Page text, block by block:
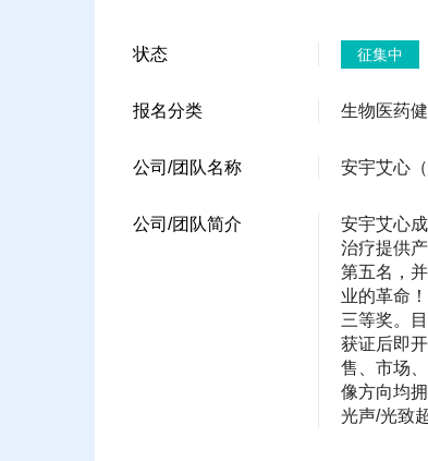
状态 征集中
报名分类 生物医药
公司/团队名称 安宇艾心
公司/团队简介
安宇艾心
治疗提供
第五名，
业的革命
三等奖。
获证后即
售、市场
像方向均
光声/光致